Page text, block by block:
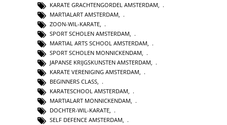
KARATE GRACHTENGORDEL AMSTERDAM
MARTIALART AMSTERDAM
ZOON-WIL-KARATE
SPORT SCHOLEN AMSTERDAM
MARTIAL ARTS SCHOOL AMSTERDAM
SPORT SCHOLEN MONNICKENDAM
JAPANSE KRIJGSKUNSTEN AMSTERDAM
KARATE VERENIGING AMSTERDAM,
BEGINNERS CLASS,
KARATESCHOOL AMSTERDAM,
MARTIALART MONNICKENDAM,
DOCHTER-WIL-KARATE,
SELF DEFENCE AMSTERDAM,